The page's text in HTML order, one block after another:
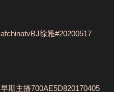
afchinatvBJ徐雅#20200517
早期主播700AE5D820170405